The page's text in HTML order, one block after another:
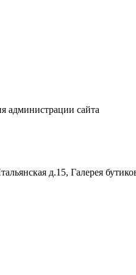
администрации сайта
д.15, Галерея